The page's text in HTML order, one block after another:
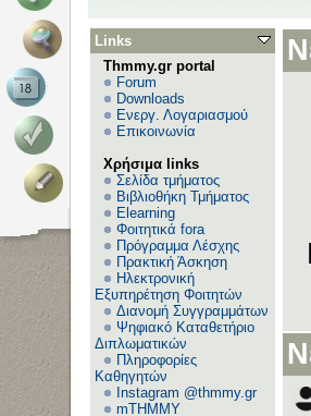
Links
Thmmy.gr portal
Forum
Downloads
Ενεργ. Λογαριασμού
Επικοινωνία
Χρήσιμα links
Σελίδα τμήματος
Βιβλιοθήκη Τμήματος
Elearning
Φοιτητικά fora
Πρόγραμμα Λέσχης
Πρακτική Άσκηση
Ηλεκτρονική
Εξυπηρέτηση Φοιτητών
Διανομή Συγγραμμάτων
Ψηφιακό Καταθετήριο
Διπλωματικών
Πληροφορίες
Καθηγητών
Instagram @thmmy.gr
mTHMMY